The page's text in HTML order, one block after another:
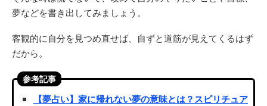
夢などを書き出してみましょう。
客観的に自分を見つめ直せば、自ずと道筋が見えてくるはず
だから。
参考記事
【夢占い】家に帰れない夢の意味とは？スピリチュア